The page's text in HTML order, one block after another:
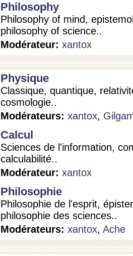
Philosophy
Philosophy of mind,
philosophy of science..
Modérateur: xantox
Physique
Classique, quantique,
cosmologie..
Modérateurs: xantox,
Calcul
Sciences de l'information,
calculabilité..
Modérateur: xantox
Philosophie
Philosophie de l'esprit,
philosophie des sciences..
Modérateurs: xantox, Ache